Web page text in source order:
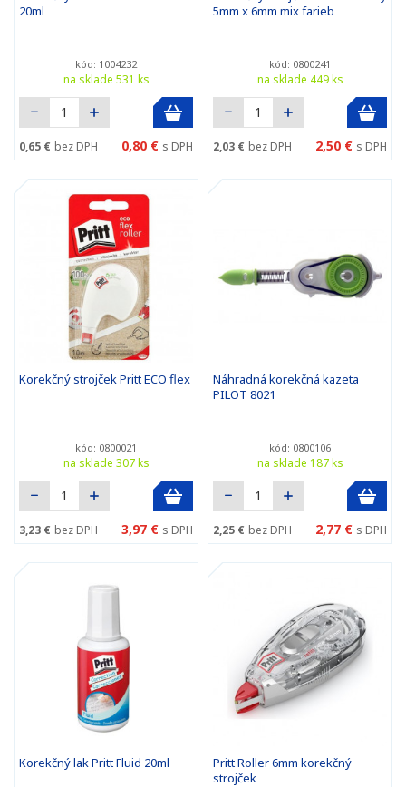
20ml
kód: 1004232
na sklade 531 ks
0,65 € bez DPH 0,80 € s DPH
5mm x 6mm mix farieb
kód: 0800241
na sklade 449 ks
2,03 € bez DPH 2,50 € s DPH
Korekčný strojček Pritt ECO flex
kód: 0800021
na sklade 307 ks
3,23 € bez DPH 3,97 € s DPH
Náhradná korekčná kazeta
PILOT 8021
kód: 0800106
na sklade 187 ks
2,25 € bez DPH 2,77 € s DPH
Korekčný lak Pritt Fluid 20ml
Pritt Roller 6mm korekčný
strojček